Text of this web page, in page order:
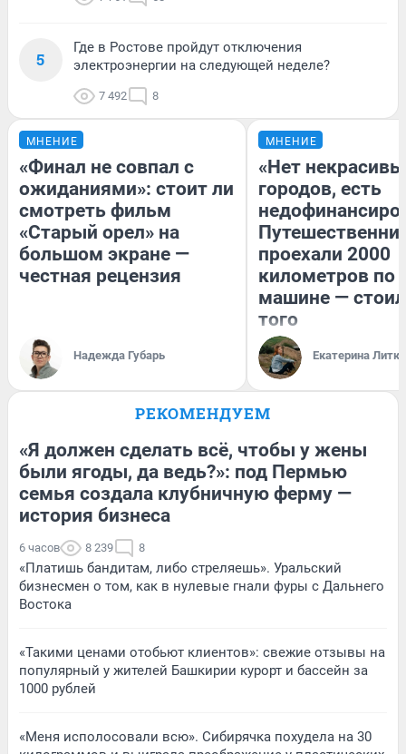
5
Где в Ростове пройдут отключения
электроэнергии на следующей неделе?
7 492 8
МНЕНИЕ
«Финал не совпал с
ожиданиями»: стоит ли
смотреть фильм
«Старый орел» на
большом экране —
честная рецензия
Надежда Губарь
МНЕНИЕ
«Нет
городов, есть
проехали 2000
километров по
машине —
того
Екатерина
РЕКОМЕНДУЕМ
«Я должен сделать всё, чтобы у жены
были ягоды, да ведь?»: под Пермью
семья создала клубничную ферму —
история бизнеса
6 часов 8 239 8
«Платишь бандитам, либо стреляешь». Уральский
бизнесмен о том, как в нулевые гнали фуры с Дальнего
Востока
«Такими ценами отобьют клиентов»: свежие отзывы на
популярный у жителей Башкирии курорт и бассейн за
1000 рублей
«Меня исполосовали всю». Сибирячка похудела на 30